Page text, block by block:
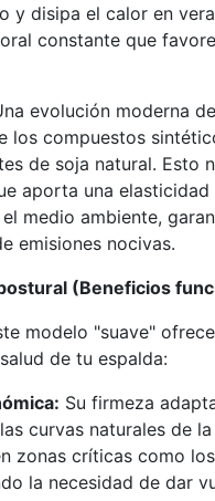
y disipa el calor en
constante que
evolución moderna
los compuestos
de soja natural. Esto
aporta una elasticidad
medio ambiente,
emisiones nocivas.
(Beneficios
modelo "suave"
de tu espalda:
Su firmeza
curvas naturales de
zonas críticas como
la necesidad de dar